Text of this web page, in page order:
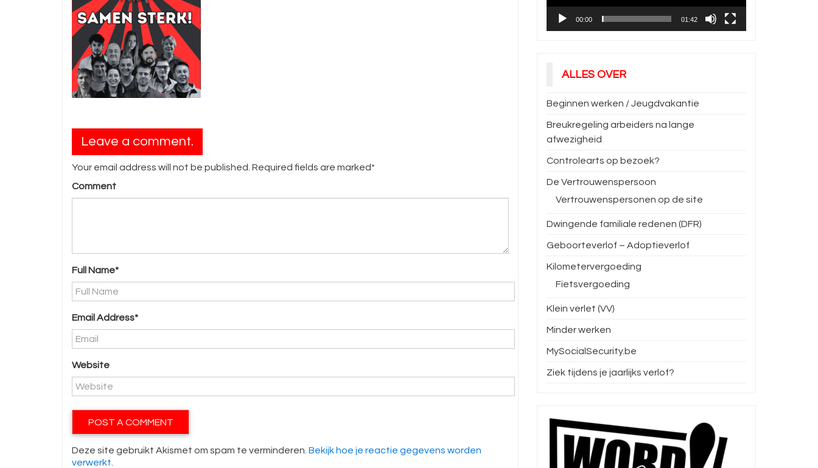
Leave a comment.
Your email address will not be published. Required fields are marked*
Comment
Full Name*
Email Address*
Website
Deze site gebruikt Akismet om spam te verminderen. Bekijk hoe je reactie gegevens worden
verwerkt
00:00 01:42
ALLES OVER
Beginnen werken / Jeugdvakantie
Breukregeling arbeiders na lange
afwezigheid
Controlearts op bezoek?
De Vertrouwenspersoon
Vertrouwenspersonen op de site
Dwingende familiale redenen (DFR)
Geboorteverlof – Adoptieverlof
Kilometervergoeding
Fietsvergoeding
Klein verlet (VV)
Minder werken
MySocialSecurity.be
Ziek tijdens je jaarlijks verlof?